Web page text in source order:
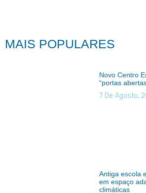
MAIS POPULARES
Novo Centro
“portas
7 De Agosto,
Antiga escola
em espaço
climáticas